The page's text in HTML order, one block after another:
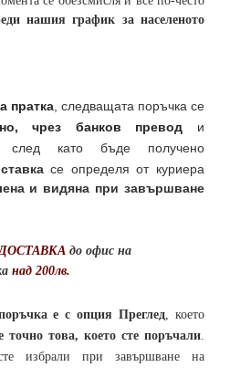
нашия график за населеното
пратка следващата поръчка се
чрез банков превод и
като бъде получено
се определя от куриера
и видяна при завършване
до офис на
над 200лв.
е с опция Преглед , което
точно това, което сте поръчали
избрали при завършване на